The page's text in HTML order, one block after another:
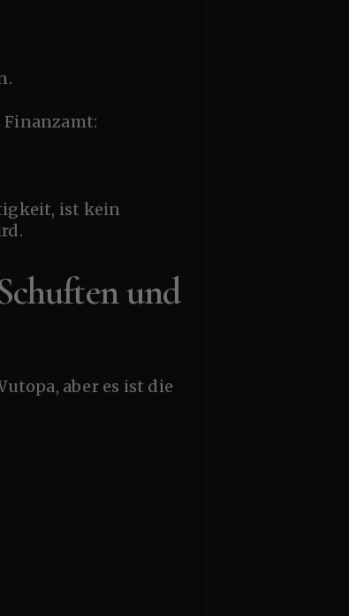
Finanzamt:
und
aber es ist die